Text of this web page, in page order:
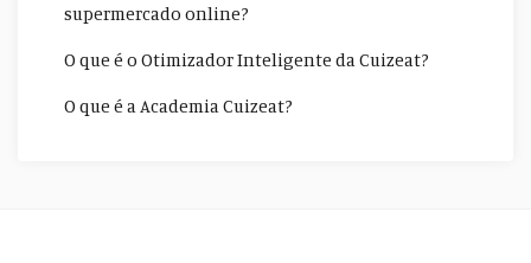
supermercado online?
O que é o Otimizador Inteligente da Cuizeat?
O que é a Academia Cuizeat?